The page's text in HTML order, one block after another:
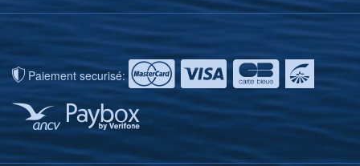
Paiement securisé: